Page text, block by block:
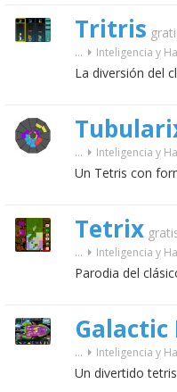
Tritris
... Inteligencia y
La diversión del
... Inteligencia y
Un Tetris con
Tetrix
... Inteligencia y
Parodia del
Galactic
... Inteligencia y
Un divertido